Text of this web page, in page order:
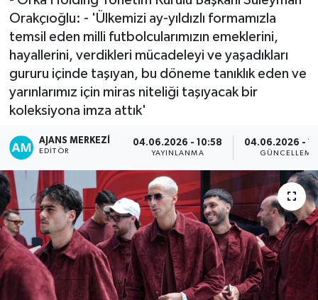
Orakçıoğlu: - 'Ülkemizi ay-yıldızlı formamızla
temsil eden milli futbolcularımızın emeklerini,
hayallerini, verdikleri mücadeleyi ve yaşadıkları
gururu içinde taşıyan, bu döneme tanıklık eden ve
yarınlarımız için miras niteliği taşıyacak bir
koleksiyona imza attık'
AJANS MERKEZI
EDITÖR
04.06.2026 - 10:58
YAYINLANMA
04.06.2026 -
GÜNCELLEME